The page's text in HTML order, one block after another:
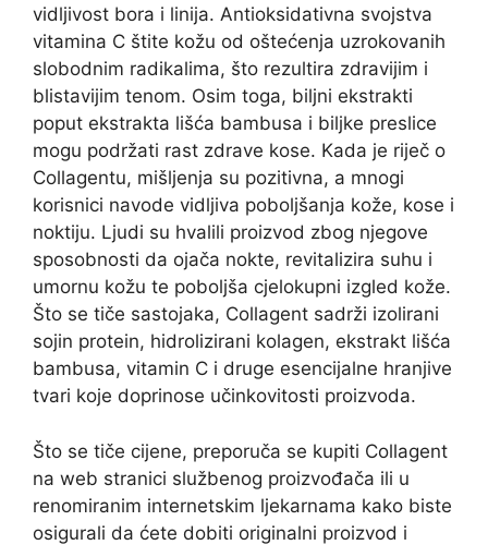
vidljivost bora i linija. Antioksidativna svojstva
vitamina C štite kožu od oštećenja uzrokovanih
slobodnim radikalima, što rezultira zdravijim i
blistavijim tenom. Osim toga, biljni ekstrakti
poput ekstrakta lišća bambusa i biljke preslice
mogu podržati rast zdrave kose. Kada je riječ o
Collagentu, mišljenja su pozitivna, a mnogi
korisnici navode vidljiva poboljšanja kože, kose i
noktiju. Ljudi su hvalili proizvod zbog njegove
sposobnosti da ojača nokte, revitalizira suhu i
umornu kožu te poboljša cjelokupni izgled kože.
Što se tiče sastojaka, Collagent sadrži izolirani
sojin protein, hidrolizirani kolagen, ekstrakt lišća
bambusa, vitamin C i druge esencijalne hranjive
tvari koje doprinose učinkovitosti proizvoda.
Što se tiče cijene, preporuča se kupiti Collagent
na web stranici službenog proizvođača ili u
renomiranim internetskim ljekarnama kako biste
osigurali da ćete dobiti originalni proizvod i